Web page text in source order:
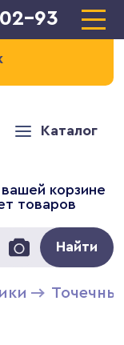
93
Каталог
корзине
товаров
Найти